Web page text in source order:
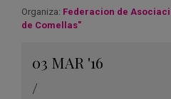
Organiza: Federacion de
de Comellas"
03 MAR '16
/